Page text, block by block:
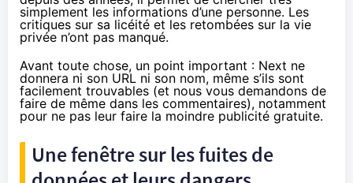
simplement les informations d’une personne. Les
critiques sur sa licéité et les retombées sur la vie
privée n’ont pas manqué.
Avant toute chose, un point important : Next ne
donnera ni son URL ni son nom, même s’ils sont
facilement trouvables (et nous vous demandons de
faire de même dans les commentaires), notamment
pour ne pas leur faire la moindre publicité gratuite.
Une fenêtre sur les fuites de